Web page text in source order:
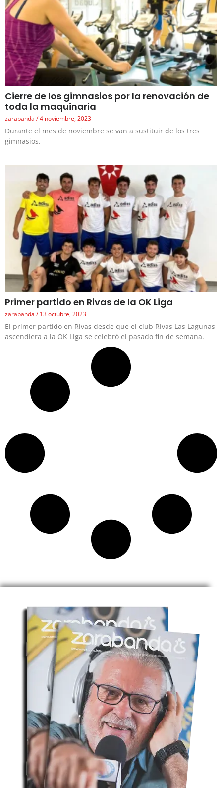
Cierre de los gimnasios por la renovación de
toda la maquinaria
zarabanda 4 noviembre, 2023
Durante el mes de noviembre se van a sustituir de los tres
gimnasios.
Primer partido en Rivas de la OK Liga
zarabanda 13 octubre, 2023
El primer partido en Rivas desde que el club Rivas Las Lagunas
ascendiera a la OK Liga se celebró el pasado fin de semana.